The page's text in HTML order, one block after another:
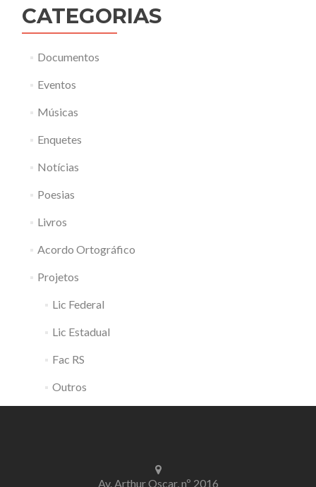
CATEGORIAS
Documentos
Eventos
Músicas
Enquetes
Notícias
Poesias
Livros
Acordo Ortográfico
Projetos
Lic Federal
Lic Estadual
Fac RS
Outros
Av. Arthur Oscar, nº 2016